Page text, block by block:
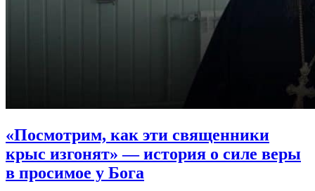
«Посмотрим, как эти священники
крыс изгонят»— история о силе веры
в просимое у Бога